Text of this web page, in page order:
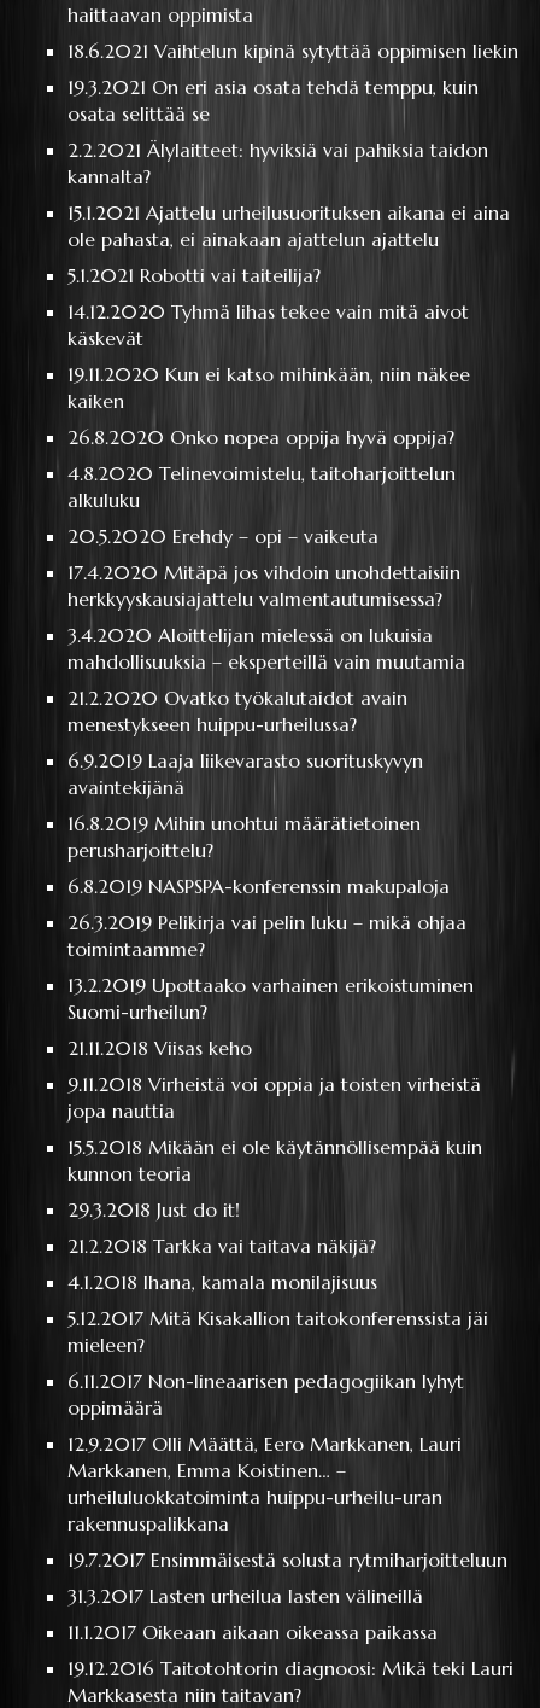
haittaavan oppimista
18.6.2021Vaihtelun kipinä sytyttää oppimisen liekin
19.3.2021 On eri asia osata tehdä temppu, kuin
osata selittää se
2.2.2021Älylaitteet: hyviksiä vai pahiksia taidon
kannalta?
15.1.2021Ajattelu urheilusuorituksen aikana ei aina
ole pahasta, ei ainakaan ajattelun ajattelu
5.1.2021 Robotti vai taiteilija?
14.12.2020Tyhmä lihas tekee vain mitä aivot
käskevät
19.11.2020 Kun ei katso mihinkään, niin näkee
kaiken
26.8.2020 Onko nopea oppija hyvä oppija?
4.8.2020Telinevoimistelu, taitoharjoittelun
alkuluku
20.5.2020 Erehdy – opi – vaikeuta
17.4.2020 Mitäpä jos vihdoin unohdettaisiin
herkkyyskausiajattelu valmentautumisessa?
3.4.2020Aloittelijan mielessä on lukuisia
mahdollisuuksia – eksperteillä vain muutamia
21.2.2020 Ovatko työkalutaidot avain
menestykseen huippu-urheilussa?
6.9.2019Laaja liikevarasto suorituskyvyn
avaintekijänä
16.8.2019 Mihin unohtui määrätietoinen
perusharjoittelu?
6.8.2019 NASPSPA-konferenssin makupaloja
26.3.2019Pelikirja vai pelin luku – mikä ohjaa
toimintaamme?
13.2.2019 Upottaako varhainen erikoistuminen
Suomi-urheilun?
21.11.2018Viisas keho
9.11.2018Virheistä voi oppia ja toisten virheistä
jopa nauttia
15.5.2018 Mikään ei ole käytännöllisempää kuin
kunnon teoria
29.3.2018 Just do it!
21.2.2018Tarkka vai taitava näkijä?
4.1.2018 Ihana, kamala monilajisuus
5.12.2017 Mitä Kisakallion taitokonferenssista jäi
mieleen?
6.11.2017 Non-lineaarisen pedagogiikan lyhyt
oppimäärä
12.9.2017 Olli Määttä, Eero Markkanen, Lauri
Markkanen, Emma Koistinen… –
urheiluluokkatoiminta huippu-urheilu-uran
rakennuspalikkana
19.7.2017 Ensimmäisestä solusta rytmiharjoitteluun
31.3.2017 Lasten urheilua lasten välineillä
11.1.2017 Oikeaan aikaan oikeassa paikassa
19.12.2016Taitotohtorin diagnoosi: Mikä teki Lauri
Markkasesta niin taitavan?